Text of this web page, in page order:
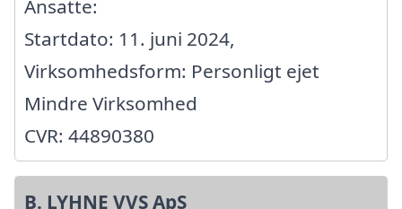
Ansatte:
Startdato: 11. juni 2024,
Virksomhedsform: Personligt ejet
Mindre Virksomhed
CVR: 44890380
B. LYHNE VVS ApS